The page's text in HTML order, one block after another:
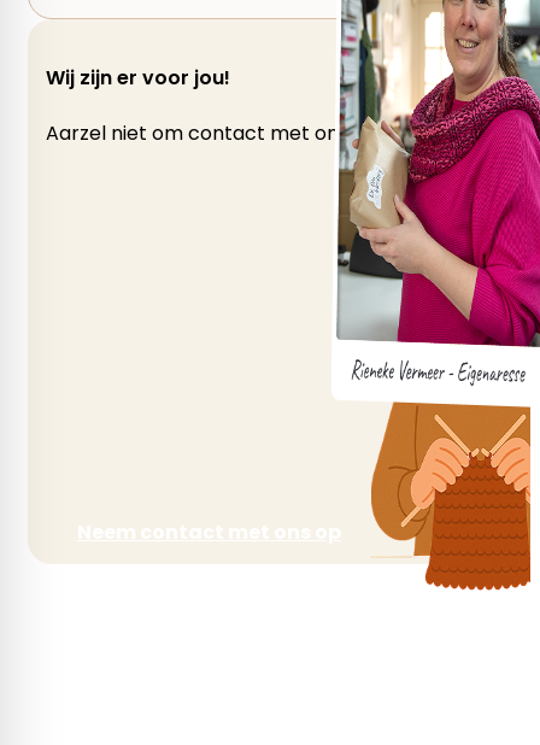
Wij zijn er voor jou!
Aarzel niet om contact met ons op te nemen als